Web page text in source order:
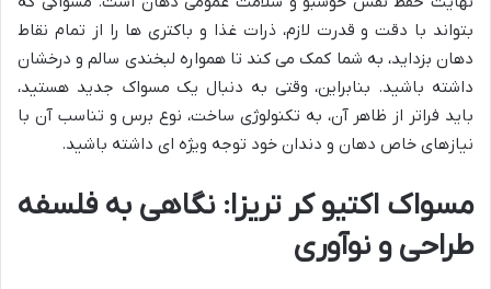
بتواند با دقت و قدرت لازم، ذرات غذا و باکتری ها را از تمام نقاط
دهان بزداید، به شما کمک می کند تا همواره لبخندی سالم و درخشان
داشته باشید. بنابراین، وقتی به دنبال یک مسواک جدید هستید،
باید فراتر از ظاهر آن، به تکنولوژی ساخت، نوع برس و تناسب آن با
نیازهای خاص دهان و دندان خود توجه ویژه ای داشته باشید.
مسواک اکتیو کر تریزا: نگاهی به فلسفه
طراحی و نوآوری